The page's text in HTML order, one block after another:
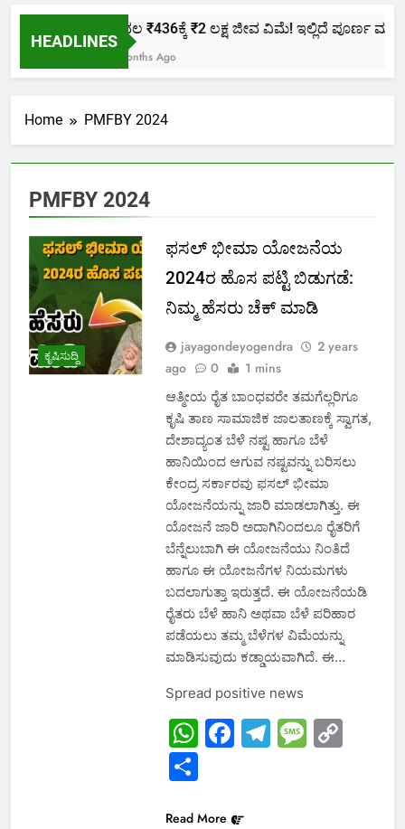
HEADLINES
ಕೇವಲ ₹436ಕ್ಕೆ ₹2 ಲಕ್ಷ ಜೀವ ವಿಮೆ! ಇಲ್ಲಿದೆ ಪೂರ್ಣ
2 Months Ago
Home PMFBY 2024
PMFBY 2024
ಕೃಷಿಸುದ್ದಿ
ಫಸಲ್ ಭೀಮಾ ಯೋಜನೆಯ
2024ರ ಹೊಸ ಪಟ್ಟಿ ಬಿಡುಗಡೆ:
ನಿಮ್ಮ ಹೆಸರು ಚೆಕ್ ಮಾಡಿ
jayagondeyogendra
2 years
ago
0 1 mins
ಆತ್ಮೀಯ ರೈತ ಬಾಂಧವರೇ ತಮಗೆಲ್ಲರಿಗೂ
ಕೃಷಿ ತಾಣ ಸಾಮಾಜಿಕ ಜಾಲತಾಣಕ್ಕೆ ಸ್ವಾಗತ,
ದೇಶಾದ್ಯಂತ ಬೆಳೆ ನಷ್ಟ ಹಾಗೂ ಬೆಳೆ
ಹಾನಿಯಿಂದ ಆಗುವ ನಷ್ಟವನ್ನು ಬರಿಸಲು
ಕೇಂದ್ರ ಸರ್ಕಾರವು ಫಸಲ್ ಭೀಮಾ
ಯೋಜನೆಯನ್ನು ಜಾರಿ ಮಾಡಲಾಗಿತ್ತು. ಈ
ಯೋಜನೆ ಜಾರಿ ಅದಾಗಿನಿಂದಲೂ ರೈತರಿಗೆ
ಬೆನ್ನೆಲುಬಾಗಿ ಈ ಯೋಜನೆಯು ನಿಂತಿದೆ
ಹಾಗೂ ಈ ಯೋಜನೆಗಳ ನಿಯಮಗಳು
ಬದಲಾಗುತ್ತಾ ಇರುತ್ತದೆ. ಈ ಯೋಜನೆಯಡಿ
ರೈತರು ಬೆಳೆ ಹಾನಿ ಅಥವಾ ಬೆಳೆ ಪರಿಹಾರ
ಪಡೆಯಲು ತಮ್ಮ ಬೆಳೆಗಳ ವಿಮೆಯನ್ನು
ಮಾಡಿಸುವುದು ಕಡ್ಡಾಯವಾಗಿದೆ. ಈ…
Spread positive news
WhatsApp
Facebook
Telegram
Share
Read More